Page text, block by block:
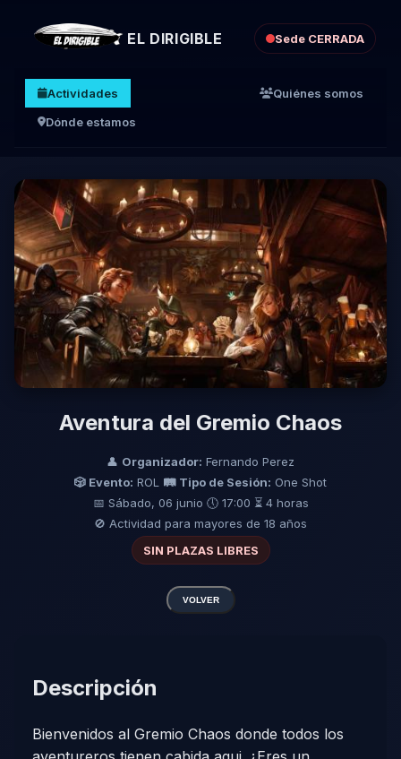
EL DIRIGIBLE Sede CERRADA
Actividades
Quiénes somos
Dónde estamos
Aventura del Gremio Chaos
👤 Organizador: Fernando Perez
🎲 Evento: ROL 🛤️ Tipo de Sesión: One Shot
📅 Sábado, 06 junio 🕔 17:00 ⏳ 4 horas
🚫 Actividad para mayores de 18 años
SIN PLAZAS LIBRES
VOLVER
Descripción
Bienvenidos al Gremio Chaos donde todos los